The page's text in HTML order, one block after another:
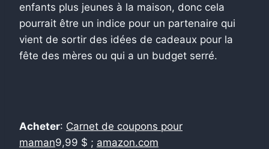
enfants plus jeunes à la maison, donc cela
pourrait être un indice pour un partenaire qui
vient de sortir des idées de cadeaux pour la
fête des mères ou qui a un budget serré.
Acheter: Carnet de coupons pour
maman9,99 $ ; amazon.com